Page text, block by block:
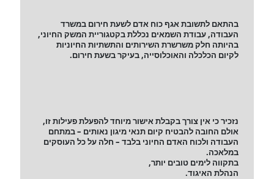
בהתאם לתשובת אגף כוח אדם לשעת חירום במשרד
העבודה, עבודת השמאים נכללת בקטגוריית המשק החיוני,
בהיותה חלק משרשרת השירותים והתשתיות החיוניות
לקיום הכלכלה והאוכלוסייה, בעיקר בשעת חירום.
נזכיר כי אין צורך בקבלת אישור מיוחד להפעלת פעילות זו,
אולם החובה להבטיח קיום תנאי מיגון נאותים – במתחם
העבודה ולכוח האדם החיוני בלבד – חלה על כל העוסקים
במלאכה.
בתקווה לימים טובים יותר,
הנהלת האיגוד.